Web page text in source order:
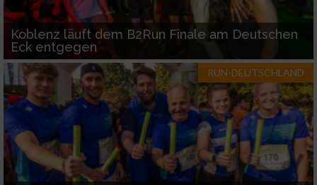
Koblenz läuft dem B2Run Finale am Deutschen
Eck entgegen
RUN-DEUTSCHLAND